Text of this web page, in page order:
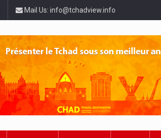
Mail Us: info@tchadview.info